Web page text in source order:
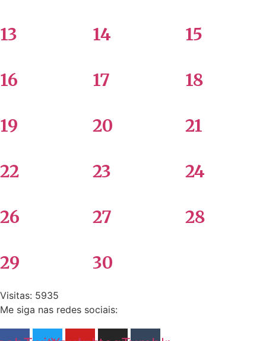
13 14 15
16 17 18
19 20 21
22 23 24
26 27 28
29 30
Visitas: 5935
Me siga nas redes sociais: